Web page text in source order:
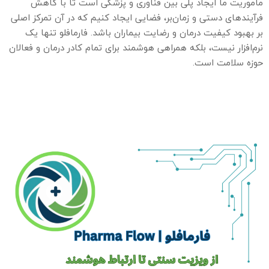
فرآیندهای دستی و زمان‌بر، فضایی ایجاد کنیم که در آن تمرکز اصلی
بر بهبود کیفیت درمان و رضایت بیماران باشد. فارمافلو تنها یک
نرم‌افزار نیست، بلکه همراهی هوشمند برای تمام کادر درمان و فعالان
حوزه سلامت است.